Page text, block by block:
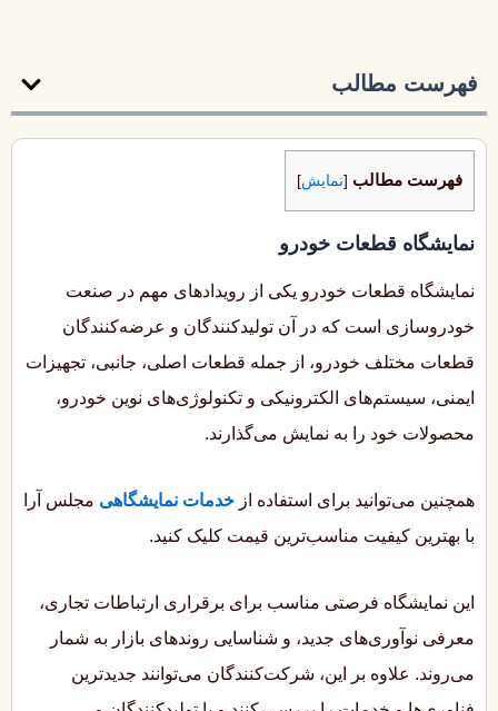
فهرست مطالب
فهرست مطالب [نمایش]
نمایشگاه قطعات خودرو
نمایشگاه قطعات خودرو یکی از رویدادهای مهم در صنعت
خودروسازی است که در آن تولیدکنندگان و عرضه‌کنندگان
قطعات مختلف خودرو، از جمله قطعات اصلی، جانبی، تجهیزات
ایمنی، سیستم‌های الکترونیکی و تکنولوژی‌های نوین خودرو،
محصولات خود را به نمایش می‌گذارند.
همچنین می‌توانید برای استفاده از خدمات نمایشگاهی مجلس آرا
با بهترین کیفیت مناسب‌ترین قیمت کلیک کنید.
این نمایشگاه‌ فرصتی مناسب برای برقراری ارتباطات تجاری،
معرفی نوآوری‌های جدید، و شناسایی روندهای بازار به شمار
می‌روند. علاوه بر این، شرکت‌کنندگان می‌توانند جدیدترین